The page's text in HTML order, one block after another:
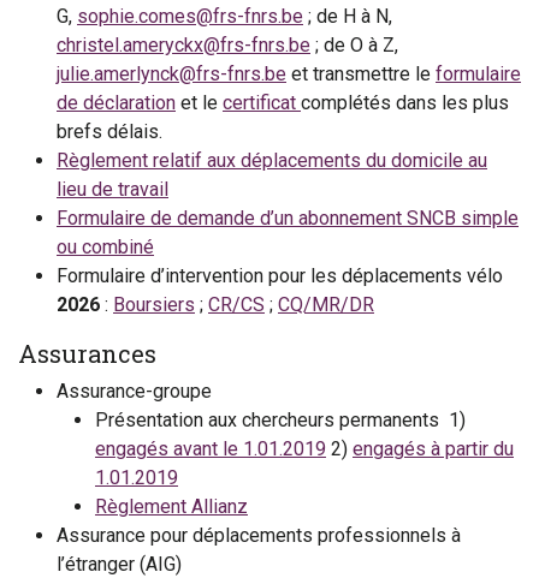
G, sophie.comes@frs-fnrs.be ; de H à N,
christel.ameryckx@frs-fnrs.be ; de O à Z,
julie.amerlynck@frs-fnrs.be et transmettre le formulaire
de déclaration et le certificat complétés dans les plus
brefs délais.
Règlement relatif aux déplacements du domicile au
lieu de travail
Formulaire de demande d’un abonnement SNCB simple
ou combiné
Formulaire d’intervention pour les déplacements vélo
2026 : Boursiers ; CR/CS ; CQ/MR/DR
Assurances
Assurance-groupe
Présentation aux chercheurs permanents 1)
engagés avant le 1.01.2019 2) engagés à partir du
1.01.2019
Règlement Allianz
Assurance pour déplacements professionnels à
l’étranger (AIG)